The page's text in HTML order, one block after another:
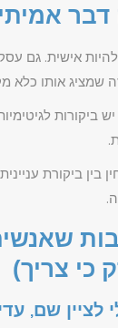
אמיתי
אישית. גם
שמציג אותו כלא
ביקורות
ביקורת
כי צריך)
לציין שם,